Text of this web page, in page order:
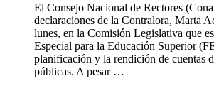
El Consejo Nacional de Rectores
declaraciones de la Contralora, Marta
lunes, en la Comisión Legislativa que
Especial para la Educación Superior
planificación y la rendición de cuentas
públicas. A pesar …